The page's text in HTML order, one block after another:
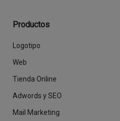
Productos
Logotipo
Web
Tienda Online
Adwords y SEO
Mail Marketing